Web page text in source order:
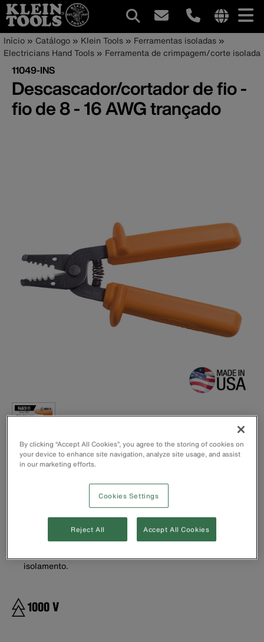
Pular
para
conteúdo
principal
site
links
Navegação
principal
Trilha
de
navegação
Início Catálogo Klein Tools
Ferramentas isoladas
Electricians Hand Tools
Ferramenta de crimpagem/corte isolada
11049-INS
Descascador/cortador de fio -
fio de 8 - 16 AWG trançado
Dielétrico testado individualmente.
Mola para abertura automática.
Ferramenta de corte e descascamento de fio compacta e
Bico estreito ajusta-se a lugares apertados.
Aço-mola temperado com furos de descascamento de fio
isolamento.
By clicking “Accept All Cookies”, you agree to the storing of cookies on
your device to enhance site navigation, analyze site usage, and assist
in our marketing efforts.
Cookies Settings
Reject All Accept All Cookies